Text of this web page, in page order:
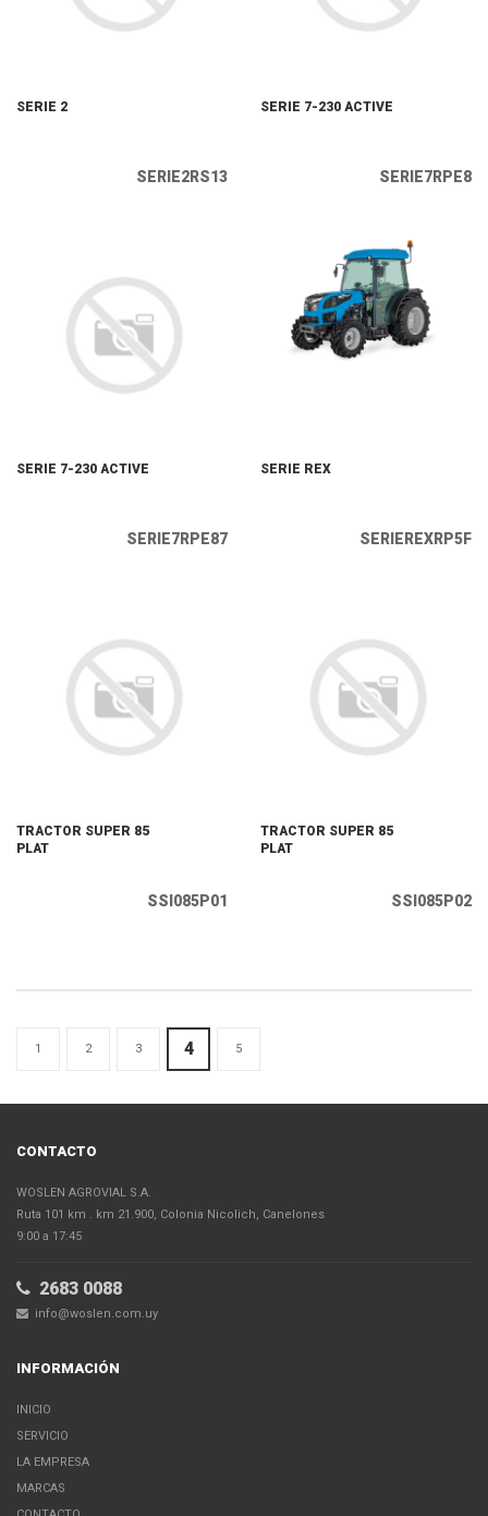
SERIE 2
SERIE2RS13
SERIE 7-230 ACTIVE
SERIE7RPE8
SERIE 7-230 ACTIVE
SERIE7RPE87
SERIE REX
SERIEREXRP5F
TRACTOR SUPER 85
PLAT
SSI085P01
TRACTOR SUPER 85
PLAT
SSI085P02
1 2 3 4 5
CONTACTO
WOSLEN AGROVIAL S.A.
Ruta 101 km . km 21.900, Colonia Nicolich, Canelones
9:00 a 17:45
2683 0088
info@woslen.com.uy
INFORMACIÓN
INICIO
SERVICIO
LA EMPRESA
MARCAS